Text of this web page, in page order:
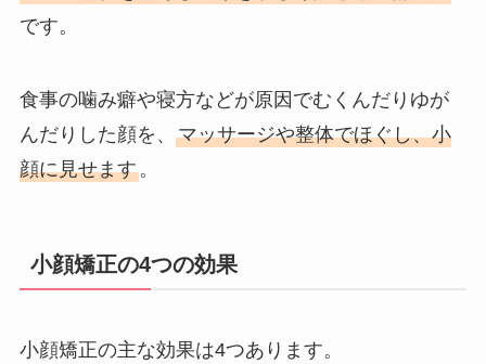
です。
食事の噛み癖や寝方などが原因でむくんだりゆが
んだりした顔を、 マッサージや整体でほぐし、小
顔に見せます。
小顔矯正の4つの効果
小顔矯正の主な効果は4つあります。